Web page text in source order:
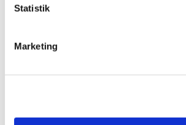
Statistik
Marketing
2011 (8)
2009 (2)
2007 (2)